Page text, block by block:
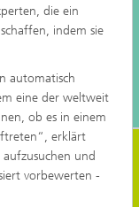
die ein
indem sie
automatisch
eine der weltweit
ob es in einem
erklärt
und
vorbewerten -